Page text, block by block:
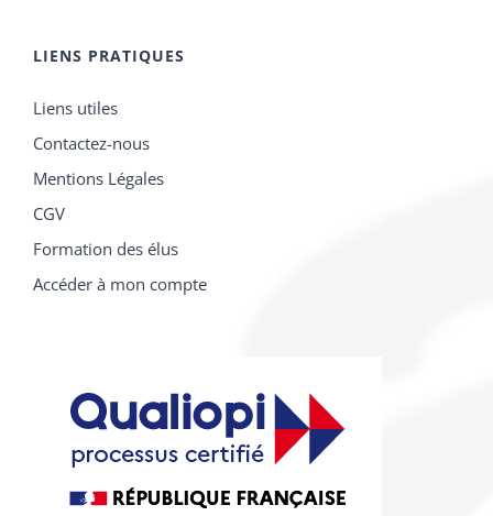
LIENS PRATIQUES
Liens utiles
Contactez-nous
Mentions Légales
CGV
Formation des élus
Accéder à mon compte